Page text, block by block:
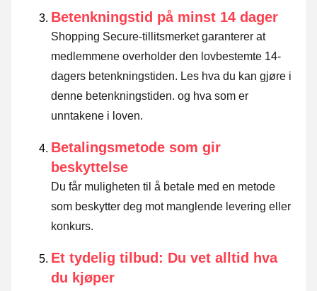
Betenkningstid på minst 14 dager
Shopping Secure-tillitsmerket garanterer at
medlemmene overholder den lovbestemte 14-
dagers betenkningstiden. Les hva du kan gjøre i
denne betenkningstiden. og hva som er
unntakene i loven.
Betalingsmetode som gir
beskyttelse
Du får muligheten til å betale med en metode
som beskytter deg mot manglende levering eller
konkurs.
Et tydelig tilbud: Du vet alltid hva
du kjøper